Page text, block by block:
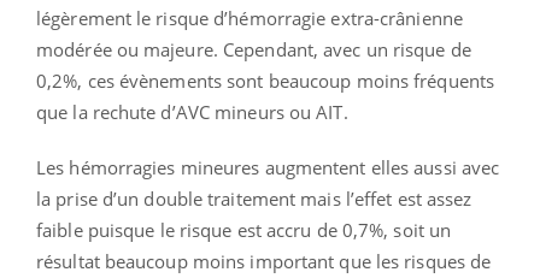
légèrement le risque d’hémorragie extra-crânienne
modérée ou majeure. Cependant, avec un risque de
0,2%, ces évènements sont beaucoup moins fréquents
que la rechute d’AVC mineurs ou AIT.
Les hémorragies mineures augmentent elles aussi avec
la prise d’un double traitement mais l’effet est assez
faible puisque le risque est accru de 0,7%, soit un
résultat beaucoup moins important que les risques de